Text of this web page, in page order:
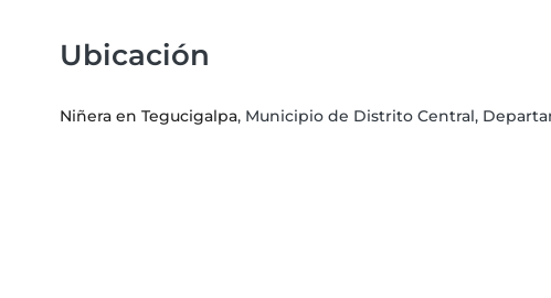
Ubicación
Niñera en Tegucigalpa, Municipio de Distrito Central,